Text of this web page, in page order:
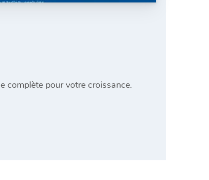
complète pour votre croissance.